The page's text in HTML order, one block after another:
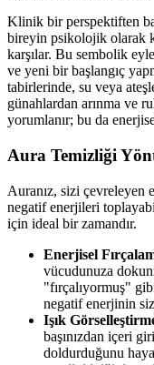
Klinik bir perspektiften
bireyin psikolojik olarak
karşılar. Bu sembolik
ve yeni bir başlangıç
tabirlerinde, su veya
günahlardan arınma ve
yorumlanır; bu da
Aura Temizliği
Auranız, sizi çevreleyen
negatif enerjileri
için ideal bir zamandır.
Enerjisel
vücudunuza
"fırçalıyormuş"
negatif enerjinin
Işık
başınızdan içeri
doldurduğunu